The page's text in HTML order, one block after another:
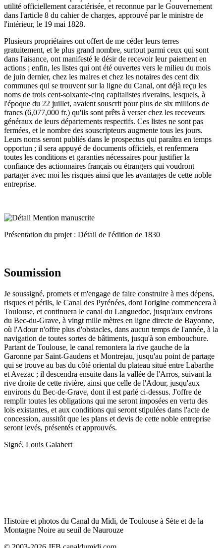
utilité officiellement caractérisée, et reconnue par le Gouvernement
dans l'article 8 du cahier de charges, approuvé par le ministre de
l'intérieur, le 19 mai 1828.
Plusieurs propriétaires ont offert de me céder leurs terres
gratuitement, et le plus grand nombre, surtout parmi ceux qui sont
dans l'aisance, ont manifesté le désir de recevoir leur paiement en
actions ; enfin, les listes qui ont été ouvertes vers le milieu du mois
de juin dernier, chez les maires et chez les notaires des cent dix
communes qui se trouvent sur la ligne du Canal, ont déjà reçu les
noms de trois cent-soixante-cinq capitalistes riverains, lesquels, à
l'époque du 22 juillet, avaient souscrit pour plus de six millions de
francs (6,077,000 fr.) qu'ils sont prêts à verser chez les receveurs
généraux de leurs départements respectifs. Ces listes ne sont pas
fermées, et le nombre des souscripteurs augmente tous les jours.
Leurs noms seront publiés dans le prospectus qui paraîtra en temps
opportun ; il sera appuyé de documents officiels, et renfermera
toutes les conditions et garanties nécessaires pour justifier la
confiance des actionnaires français ou étrangers qui voudront
partager avec moi les risques ainsi que les avantages de cette noble
entreprise.
Présentation du projet : Détail de l'édition de 1830
Soumission
Je soussigné, promets et m'engage de faire construire à mes dépens,
risques et périls, le Canal des Pyrénées, dont l'origine commencera à
Toulouse, et continuera le canal du Languedoc, jusqu'aux environs
du Bec-du-Grave, à vingt mille mètres en ligne directe de Bayonne,
où l'Adour n'offre plus d'obstacles, dans aucun temps de l'année, à la
navigation de toutes sortes de bâtiments, jusqu'à son embouchure.
Partant de Toulouse, le canal remontera la rive gauche de la
Garonne par Saint-Gaudens et Montrejau, jusqu'au point de partage
qui se trouve au bas du côté oriental du plateau situé entre Labarthe
et Avezac ; il descendra ensuite dans la vallée de l'Arros, suivant la
rive droite de cette rivière, ainsi que celle de l'Adour, jusqu'aux
environs du Bec-de-Grave, dont il est parlé ci-dessus. J'offre de
remplir toutes les obligations qui me seront imposées en vertu des
lois existantes, et aux conditions qui seront stipulées dans l'acte de
concession, aussitôt que les plans et devis de cette noble entreprise
seront levés, présentés et approuvés.
Signé, Louis Galabert
Histoire et photos du Canal du Midi, de Toulouse à Sète et de la
Montagne Noire au seuil de Naurouze